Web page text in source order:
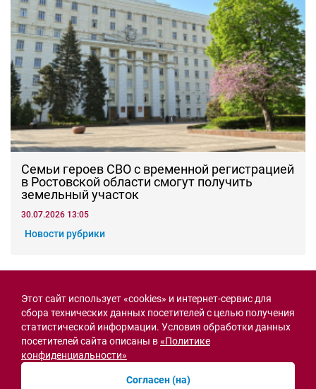
Семьи героев СВО с временной регистрацией
в Ростовской области смогут получить
земельный участок
30.07.2026 13:05
Новости рубрики
Острая ситуация
Этот сайт использует «cookies» и интернет-сервис для
сбора технических данных посетителей с целью получения
статистической информации. Условия обработки данных
посетителей сайта описаны в«Политике
конфиденциальности»
Согласен (на)